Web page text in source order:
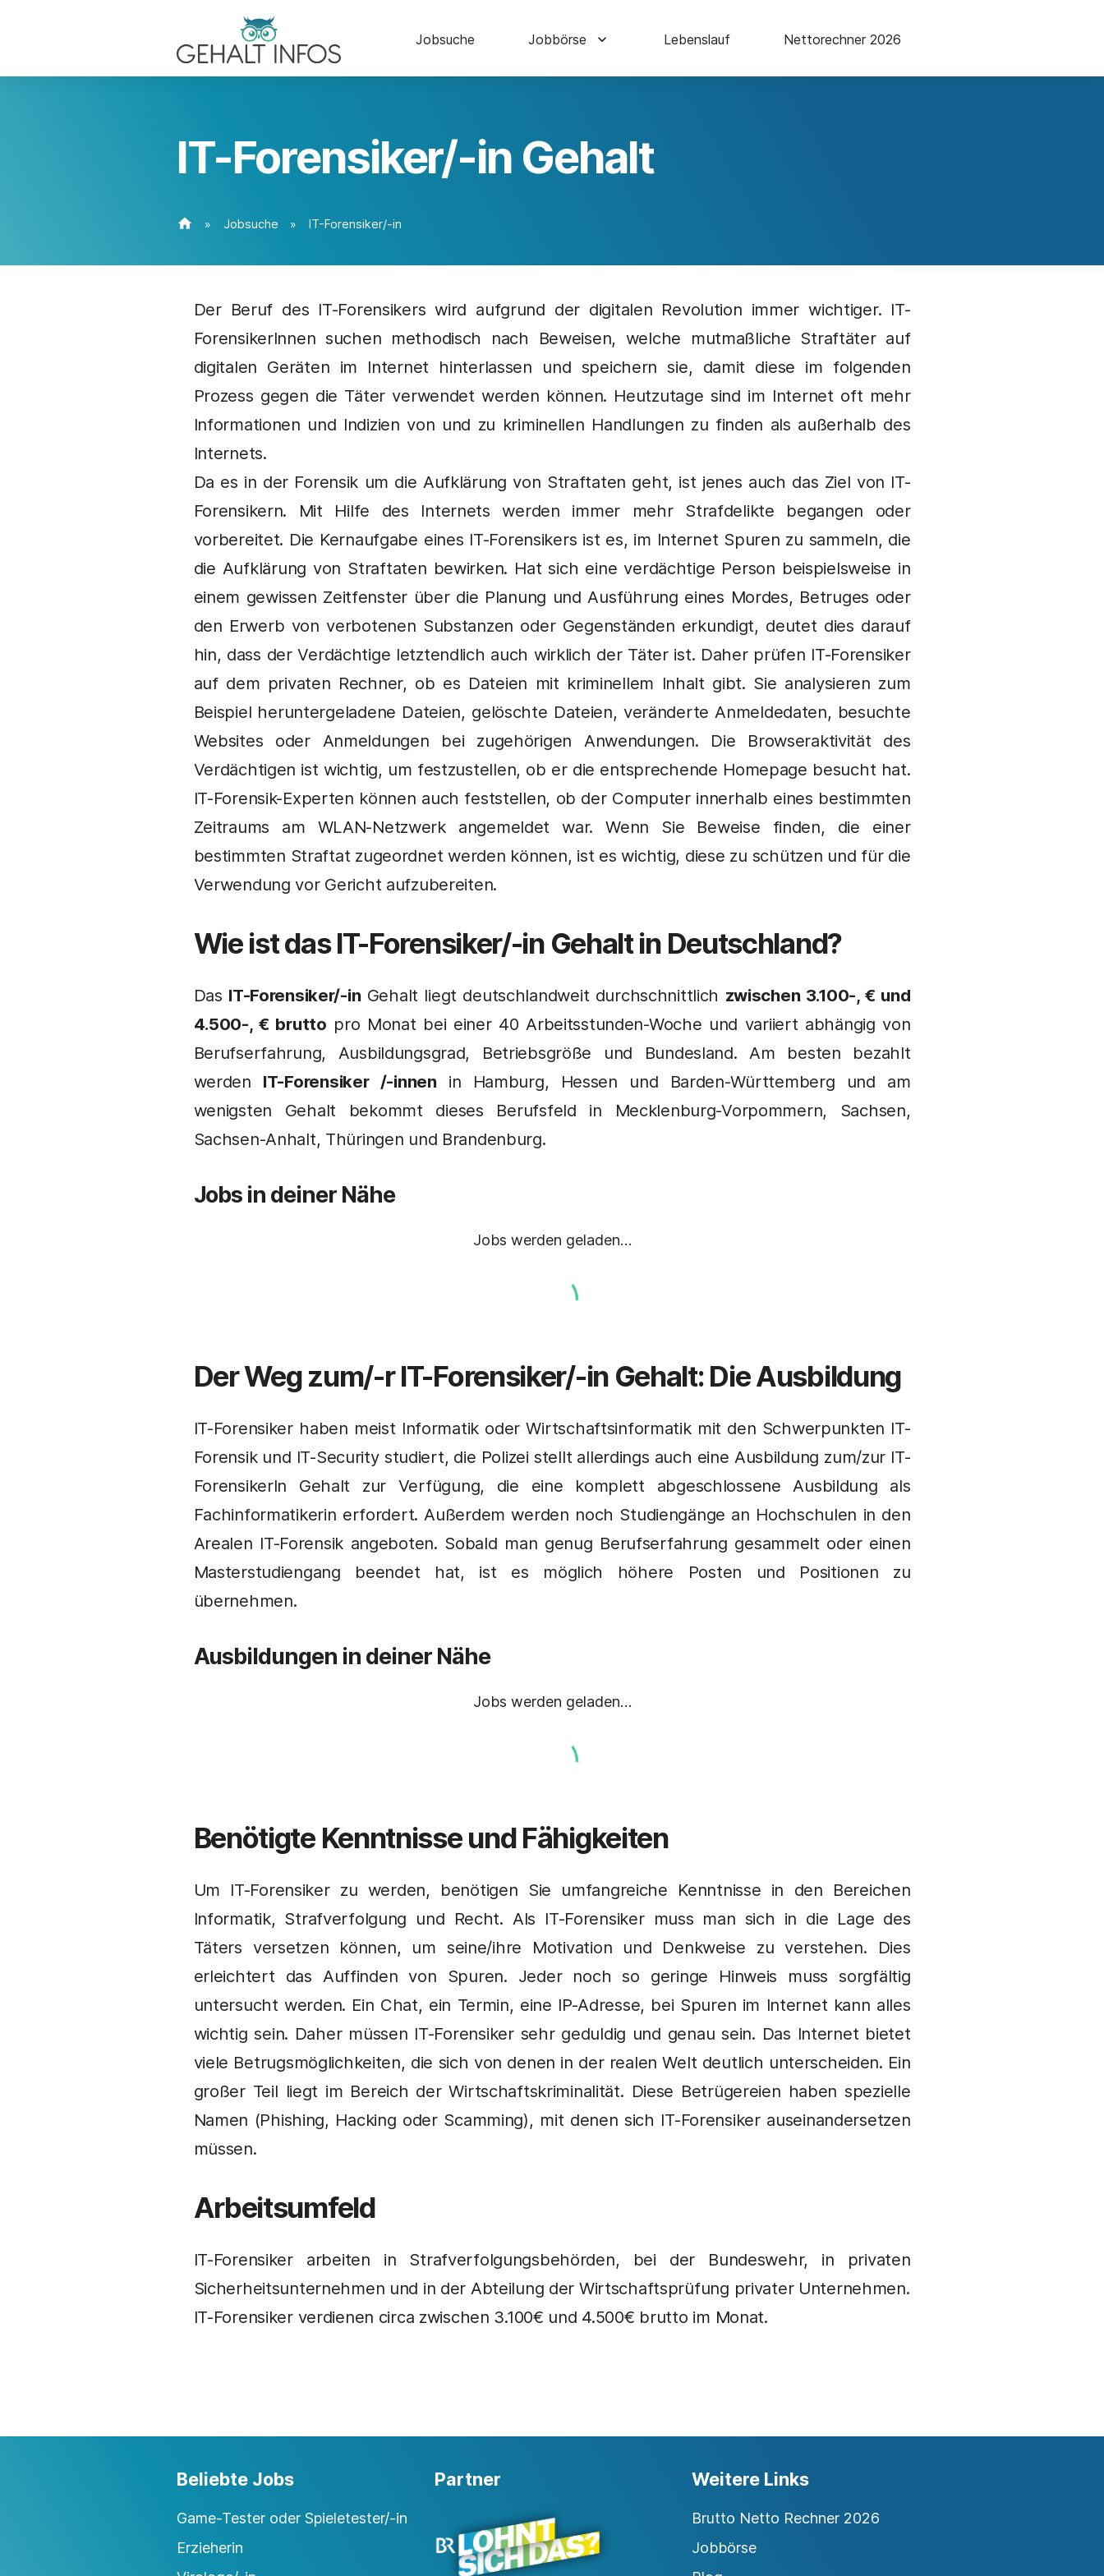
Jobsuche Jobbörse Lebenslauf Nettorechner 2026
IT-Forensiker/-in Gehalt
home » Jobsuche » IT-Forensiker/-in
Der Beruf des IT-Forensikers wird aufgrund der digitalen Revolution immer wichtiger. IT-
ForensikerInnen suchen methodisch nach Beweisen, welche mutmaßliche Straftäter auf
digitalen Geräten im Internet hinterlassen und speichern sie, damit diese im folgenden
Prozess gegen die Täter verwendet werden können. Heutzutage sind im Internet oft mehr
Informationen und Indizien von und zu kriminellen Handlungen zu finden als außerhalb des
Internets.
Da es in der Forensik um die Aufklärung von Straftaten geht, ist jenes auch das Ziel von IT-
Forensikern. Mit Hilfe des Internets werden immer mehr Strafdelikte begangen oder
vorbereitet. Die Kernaufgabe eines IT-Forensikers ist es, im Internet Spuren zu sammeln, die
die Aufklärung von Straftaten bewirken. Hat sich eine verdächtige Person beispielsweise in
einem gewissen Zeitfenster über die Planung und Ausführung eines Mordes, Betruges oder
den Erwerb von verbotenen Substanzen oder Gegenständen erkundigt, deutet dies darauf
hin, dass der Verdächtige letztendlich auch wirklich der Täter ist. Daher prüfen IT-Forensiker
auf dem privaten Rechner, ob es Dateien mit kriminellem Inhalt gibt. Sie analysieren zum
Beispiel heruntergeladene Dateien, gelöschte Dateien, veränderte Anmeldedaten, besuchte
Websites oder Anmeldungen bei zugehörigen Anwendungen. Die Browseraktivität des
Verdächtigen ist wichtig, um festzustellen, ob er die entsprechende Homepage besucht hat.
IT-Forensik-Experten können auch feststellen, ob der Computer innerhalb eines bestimmten
Zeitraums am WLAN-Netzwerk angemeldet war. Wenn Sie Beweise finden, die einer
bestimmten Straftat zugeordnet werden können, ist es wichtig, diese zu schützen und für die
Verwendung vor Gericht aufzubereiten.
Wie ist dasIT-Forensiker/-inGehalt in Deutschland?
Das IT-Forensiker/-inGehalt liegt deutschlandweit durchschnittlich zwischen 3.100-, € und
4.500-, € brutto pro Monat bei einer 40 Arbeitsstunden-Woche und variiert abhängig von
Berufserfahrung, Ausbildungsgrad, Betriebsgröße und Bundesland. Am besten bezahlt
werden IT-Forensiker/-innenin Hamburg, Hessen und Barden-Württemberg und am
wenigsten Gehalt bekommt dieses Berufsfeld in Mecklenburg-Vorpommern, Sachsen,
Sachsen-Anhalt, Thüringen und Brandenburg.
Jobs in deiner Nähe
Jobs werden geladen…
Der Weg zum/-rIT-Forensiker/-inGehalt: Die Ausbildung
IT-Forensiker haben meist Informatik oder Wirtschaftsinformatik mit den Schwerpunkten IT-
Forensik und IT-Security studiert, die Polizei stellt allerdings auch eine Ausbildung zum/zur IT-
ForensikerIn Gehalt zur Verfügung, die eine komplett abgeschlossene Ausbildung als
Fachinformatikerin erfordert. Außerdem werden noch Studiengänge an Hochschulen in den
Arealen IT-Forensik angeboten. Sobald man genug Berufserfahrung gesammelt oder einen
Masterstudiengang beendet hat, ist es möglich höhere Posten und Positionen zu
übernehmen.
Ausbildungen in deiner Nähe
Jobs werden geladen…
Benötigte Kenntnisse und Fähigkeiten
Um IT-Forensiker zu werden, benötigen Sie umfangreiche Kenntnisse in den Bereichen
Informatik, Strafverfolgung und Recht. Als IT-Forensiker muss man sich in die Lage des
Täters versetzen können, um seine/ihre Motivation und Denkweise zu verstehen. Dies
erleichtert das Auffinden von Spuren. Jeder noch so geringe Hinweis muss sorgfältig
untersucht werden. Ein Chat, ein Termin, eine IP-Adresse, bei Spuren im Internet kann alles
wichtig sein. Daher müssen IT-Forensiker sehr geduldig und genau sein. Das Internet bietet
viele Betrugsmöglichkeiten, die sich von denen in der realen Welt deutlich unterscheiden. Ein
großer Teil liegt im Bereich der Wirtschaftskriminalität. Diese Betrügereien haben spezielle
Namen (Phishing, Hacking oder Scamming), mit denen sich IT-Forensiker auseinandersetzen
müssen.
Arbeitsumfeld
IT-Forensiker arbeiten in Strafverfolgungsbehörden, bei der Bundeswehr, in privaten
Sicherheitsunternehmen und in der Abteilung der Wirtschaftsprüfung privater Unternehmen.
IT-Forensiker verdienen circa zwischen 3.100€ und 4.500€ brutto im Monat.
Beliebte Jobs
Game-Tester oder Spieletester/-in
Erzieherin
Partner Weitere Links
Brutto Netto Rechner 2026
Jobbörse